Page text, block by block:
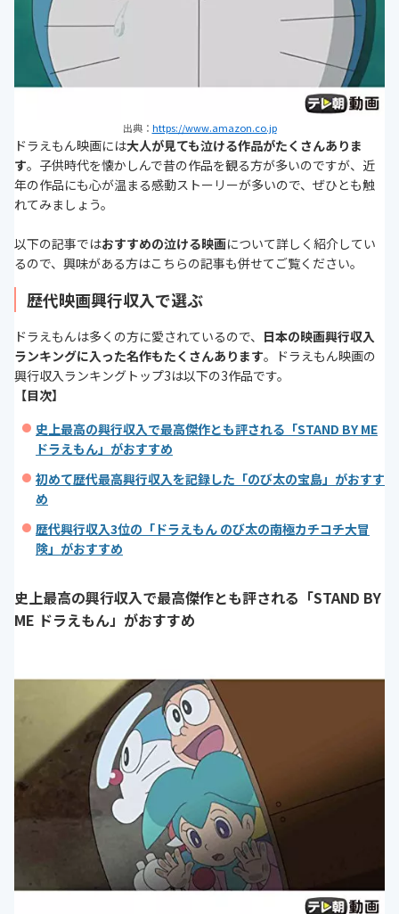
出典： https://www.amazon.co.jp
ドラえもん映画には大人が見ても泣ける作品がたくさんありま
す。子供時代を懐かしんで昔の作品を観る方が多いのですが、近
年の作品にも心が温まる感動ストーリーが多いので、ぜひとも触
れてみましょう。
以下の記事ではおすすめの泣ける映画について詳しく紹介してい
るので、興味がある方はこちらの記事も併せてご覧ください。
歴代映画興行収入で選ぶ
ドラえもんは多くの方に愛されているので、 日本の映画興行収入
ランキングに入った名作もたくさんあります。ドラえもん映画の
興行収入ランキングトップ3は以下の3作品です。
【目次】
史上最高の興行収入で最高傑作とも評される「STAND BY ME
ドラえもん」がおすすめ
初めて歴代最高興行収入を記録した「のび太の宝島」がおすす
め
歴代興行収入3位の「ドラえもん のび太の南極カチコチ大冒
険」がおすすめ
史上最高の興行収入で最高傑作とも評される「STAND BY
ME ドラえもん」がおすすめ